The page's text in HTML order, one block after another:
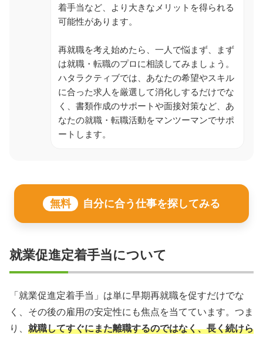
着手当など、より大きなメリットを得られる
可能性があります。
再就職を考え始めたら、一人で悩まず、まず
は就職・転職のプロに相談してみましょう。
ハタラクティブでは、あなたの希望やスキル
に合った求人を厳選して消化しするだけでな
く、書類作成のサポートや面接対策など、あ
なたの就職・転職活動をマンツーマンでサポ
ートします。
無料 自分に合う仕事を探してみる
就業促進定着手当について
「就業促進定着手当」は単に早期再就職を促すだけでな
く、その後の雇用の安定性にも焦点を当てています。つま
り、 就職してすぐにまた離職するのではなく、長く続けら